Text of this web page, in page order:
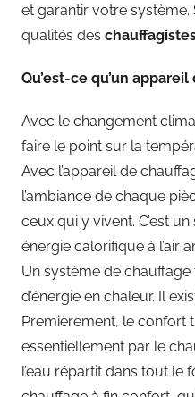
et garantir votre système.
qualités des
Qu’est-ce qu’un
Avec le changement
faire le point sur la
Avec l’appareil de
l’ambiance de chaque
ceux qui y vivent. C’est
énergie calorifique à l’air
Un système de
d’énergie en chaleur. Il
Premièrement, le confort
essentiellement par le
l’eau répartit dans tout le